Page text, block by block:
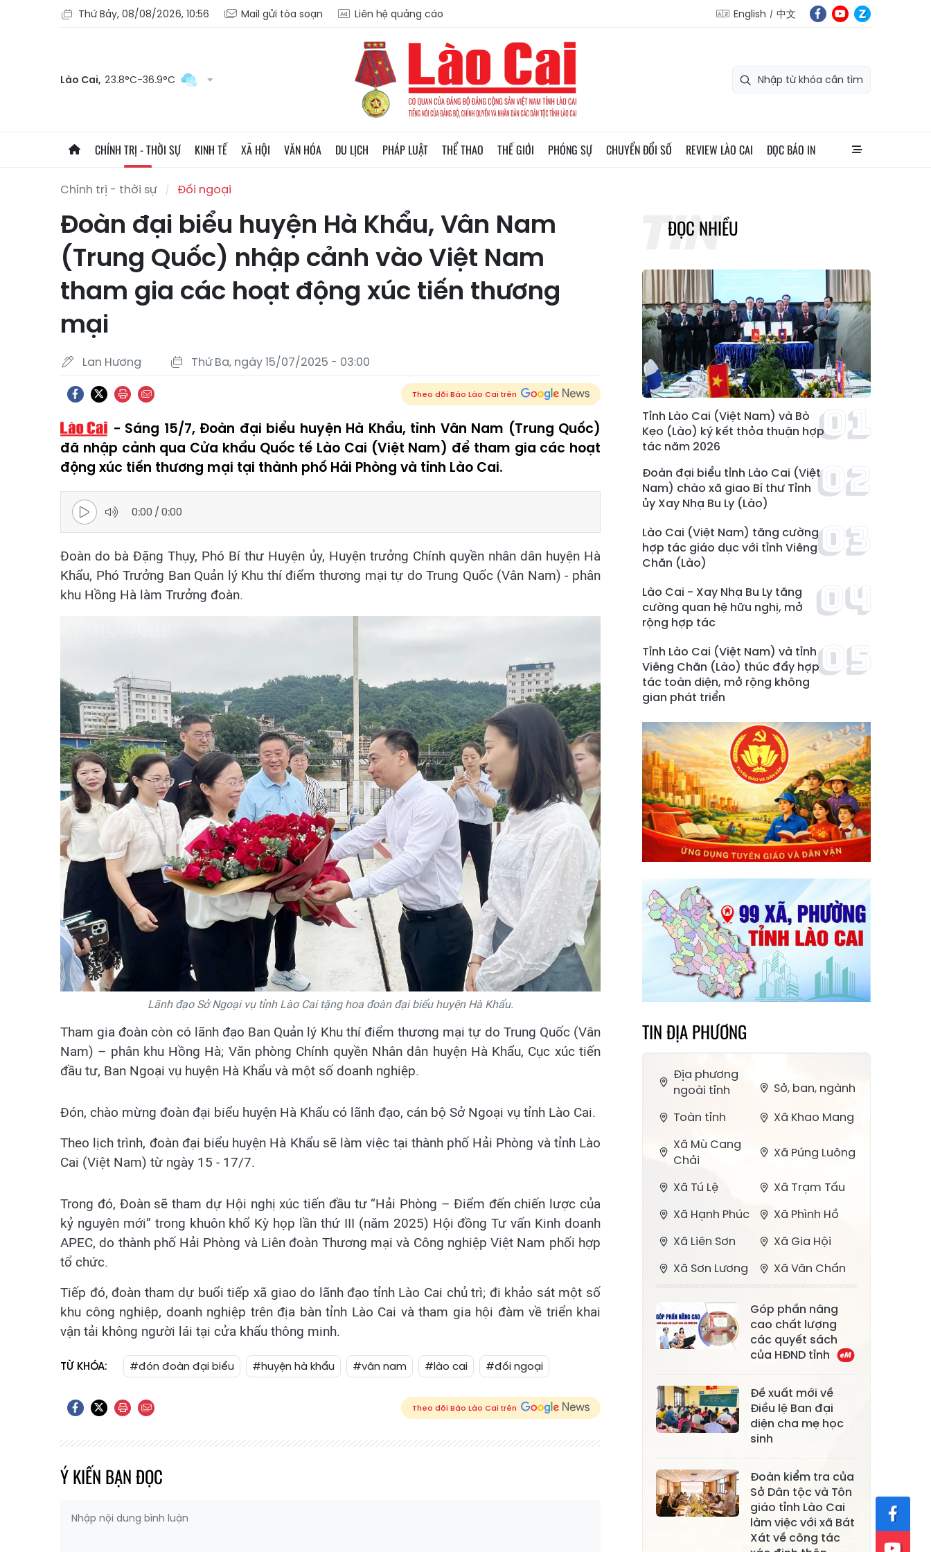
Thứ Bảy, 08/08/2026, 10:56 Mail gửi tòa soạn Liên hệ quảng cáo English 中文
Lào Cai, 23.8°C-36.9°C
CHÍNH TRỊ - THỜI SỰ KINH TẾ XÃ HỘI VĂN HÓA DU LỊCH PHÁP LUẬT THỂ THAO THẾ GIỚI PHÓNG SỰ CHUYỂN ĐỔI SỐ REVIEW LÀO CAI ĐỌC BÁO IN
Chính trị - thời sự Đối ngoại
Đoàn đại biểu huyện Hà Khẩu, Vân Nam
(Trung Quốc) nhập cảnh vào Việt Nam
tham gia các hoạt động xúc tiến thương
mại
Lan Hương Thứ Ba, ngày 15/07/2025 - 03:00
Theo dõi Báo Lào Cai trên
Sáng 15/7, Đoàn đại biểu huyện Hà Khẩu, tỉnh Vân Nam (Trung Quốc)
đã nhập cảnh qua Cửa khẩu Quốc tế Lào Cai (Việt Nam) để tham gia các hoạt
động xúc tiến thương mại tại thành phố Hải Phòng và tỉnh Lào Cai.
0:00 /0:00
Đoàn do bà Đặng Thụy, Phó Bí thư Huyện ủy, Huyện trưởng Chính quyền nhân dân huyện Hà
Khẩu, Phó Trưởng Ban Quản lý Khu thí điểm thương mại tự do Trung Quốc (Vân Nam) - phân
khu Hồng Hà làm Trưởng đoàn.
Lãnh đạo Sở Ngoại vụ tỉnh Lào Cai tặng hoa đoàn đại biểu huyện Hà Khẩu.
Tham gia đoàn còn có lãnh đạo Ban Quản lý Khu thí điểm thương mại tự do Trung Quốc (Vân
Nam) – phân khu Hồng Hà; Văn phòng Chính quyền Nhân dân huyện Hà Khẩu, Cục xúc tiến
đầu tư, Ban Ngoại vụ huyện Hà Khẩu và một số doanh nghiệp.
Đón, chào mừng đoàn đại biểu huyện Hà Khẩu có lãnh đạo, cán bộ Sở Ngoại vụ tỉnh Lào Cai.
Theo lịch trình, đoàn đại biểu huyện Hà Khẩu sẽ làm việc tại thành phố Hải Phòng và tỉnh Lào
Cai (Việt Nam) từ ngày 15 - 17/7.
Trong đó, Đoàn sẽ tham dự Hội nghị xúc tiến đầu tư “Hải Phòng – Điểm đến chiến lược của
kỷ nguyên mới” trong khuôn khổ Kỳ họp lần thứ III (năm 2025) Hội đồng Tư vấn Kinh doanh
APEC, do thành phố Hải Phòng và Liên đoàn Thương mại và Công nghiệp Việt Nam phối hợp
tổ chức.
Tiếp đó, đoàn tham dự buổi tiếp xã giao do lãnh đạo tỉnh Lào Cai chủ trì; đi khảo sát một số
khu công nghiệp, doanh nghiệp trên địa bàn tỉnh Lào Cai và tham gia hội đàm về triển khai
vận tải không người lái tại cửa khẩu thông minh.
TỪ KHÓA: #đón đoàn đại biểu #huyện hà khẩu #vân nam #lào cai #đối ngoại
Theo dõi Báo Lào Cai trên
Ý KIẾN BẠN ĐỌC
ĐỌC NHIỀU
Tỉnh Lào Cai (Việt Nam) và Bò
Kẹo (Lào) ký kết thỏa thuận hợp
tác năm 2026
Đoàn đại biểu tỉnh Lào Cai (Việt
Nam) chào xã giao Bí thư Tỉnh
ủy Xay Nhạ Bu Ly (Lào)
Lào Cai (Việt Nam) tăng cường
hợp tác giáo dục với tỉnh Viêng
Chăn (Lào)
Lào Cai - Xay Nhạ Bu Ly tăng
cường quan hệ hữu nghị, mở
rộng hợp tác
Tỉnh Lào Cai (Việt Nam) và tỉnh
Viêng Chăn (Lào) thúc đẩy hợp
tác toàn diện, mở rộng không
gian phát triển
TIN ĐỊA PHƯƠNG
Địa phương
ngoài tỉnh
Sở, ban, ngành
Toàn tỉnh
Xã Khao Mang
Xã Mù Cang
Chải
Xã Púng Luông
Xã Tú Lệ
Xã Trạm Tấu
Xã Hạnh Phúc
Xã Phình Hồ
Xã Liên Sơn
Xã Gia Hội
Xã Sơn Lương
Xã Văn Chấn
Bằng La
Xã Chấn Thịnh
Xã Nghĩa Tâm
Xã Phong Dụ
Hạ
Xã Đông
Cuông
Xã Tân Hợp
Xã Mỏ Vàng
Xã Lâm
Thượng
Xã Lục Yên
Xã Tân Lĩnh
Xã Khánh Hòa
Xã Phúc Lợi
Góp phần nâng
cao chất lượng
các quyết sách
của HĐND tỉnh
Đề xuất mới về
Điều lệ Ban đại
diện cha mẹ học
sinh
Đoàn kiểm tra của
Sở Dân tộc và Tôn
giáo tỉnh Lào Cai
làm việc với xã Bát
Xát về công tác